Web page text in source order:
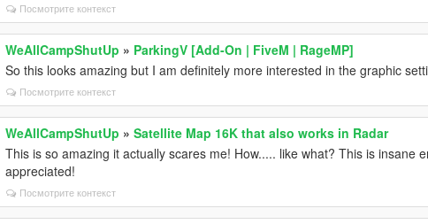
Посмотрите контекст
WeAllCampShutUp » ParkingV [Add-On | FiveM | RageMP]
So this looks amazing but I am definitely more interested in the graphic
Посмотрите контекст
WeAllCampShutUp »Satellite Map 16K that also works in Radar
This is so amazing it actually scares me! How..... like what? This is insane
appreciated!
Посмотрите контекст